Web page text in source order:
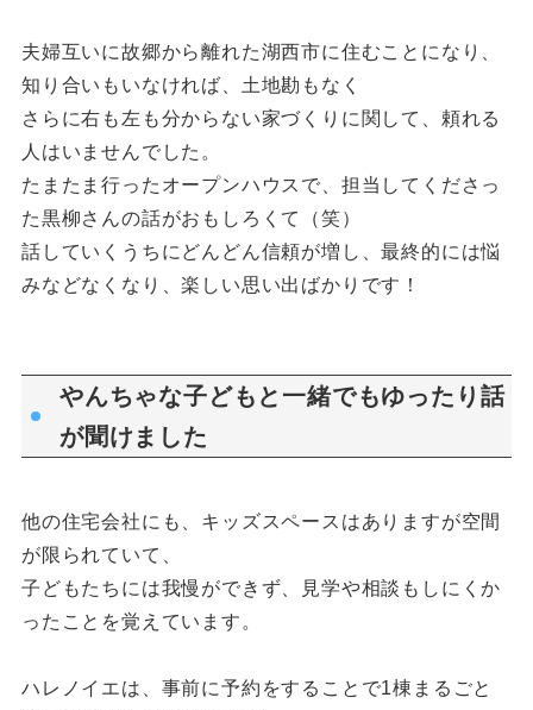
夫婦互いに故郷から離れた湖西市に住むことになり、
知り合いもいなければ、土地勘もなく
さらに右も左も分からない家づくりに関して、頼れる
人はいませんでした。
たまたま行ったオープンハウスで、担当してくださっ
た黒柳さんの話がおもしろくて（笑）
話していくうちにどんどん信頼が増し、最終的には悩
みなどなくなり、楽しい思い出ばかりです！
やんちゃな子どもと一緒でもゆったり話
が聞けました
他の住宅会社にも、キッズスペースはありますが空間
が限られていて、
子どもたちには我慢ができず、見学や相談もしにくか
ったことを覚えています。
ハレノイエは、事前に予約をすることで1棟まるごと